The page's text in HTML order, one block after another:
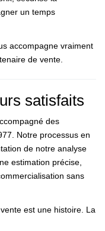
un temps
accompagne vraiment
de vente.
satisfaits
des
Notre processus en
de notre analyse
estimation précise,
sans
est une histoire. La